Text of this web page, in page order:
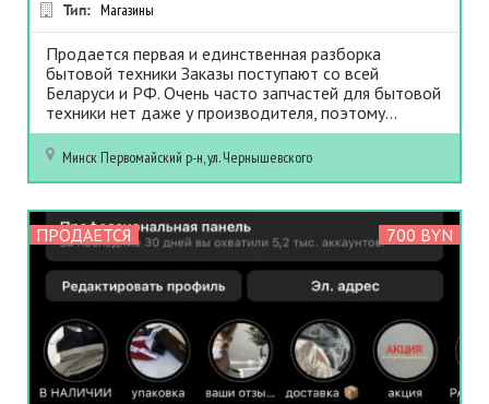
Тип: Магазины
Продается первая и единственная разборка
бытовой техники Заказы поступают со всей
Беларуси и РФ. Очень часто запчастей для бытовой
техники нет даже у производителя, поэтому...
Минск Первомайский р-н, ул. Чернышевского
ПРОДАЕТСЯ 700 BYN